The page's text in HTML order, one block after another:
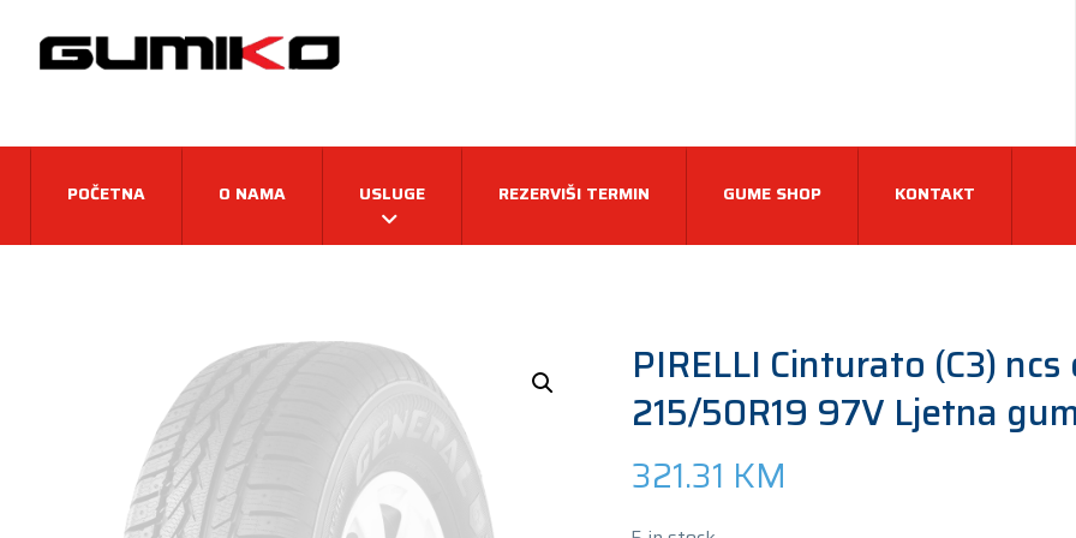
POČETNA O NAMA USLUGE REZERVIŠI TERMIN GUME SHOP KONTAKT
PIRELLI Cinturato (C3)
215/50R19 97V Ljetna
321.31 KM